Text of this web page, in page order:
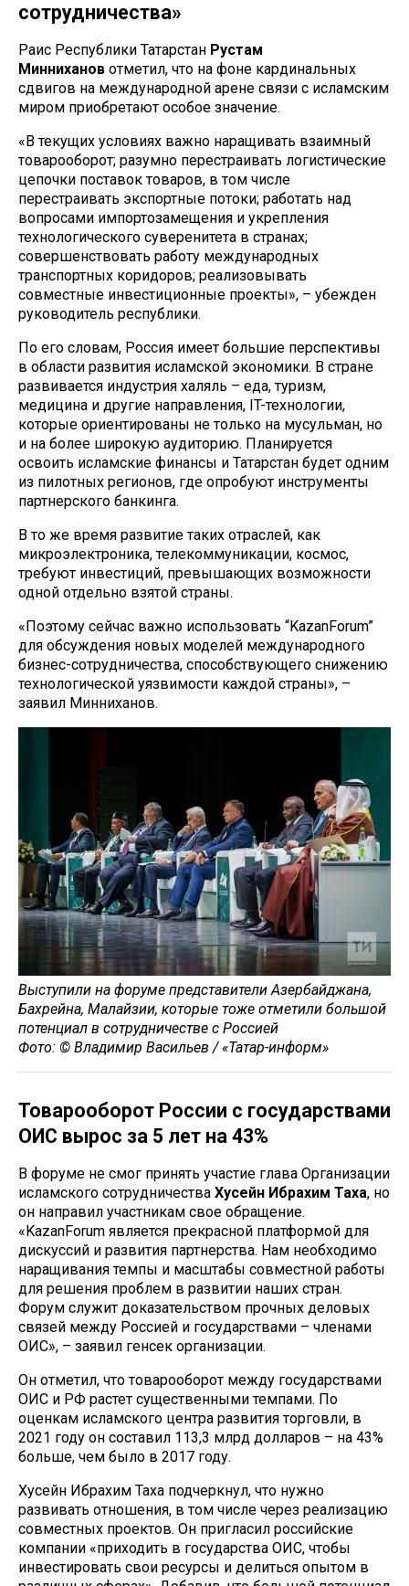
сотрудничества»
Раис Республики Татарстан Рустам
Минниханов отметил, что на фоне кардинальных
сдвигов на международной арене связи с исламским
миром приобретают особое значение.
«В текущих условиях важно наращивать взаимный
товарооборот; разумно перестраивать логистические
цепочки поставок товаров, в том числе
перестраивать экспортные потоки; работать над
вопросами импортозамещения и укрепления
технологического суверенитета в странах;
совершенствовать работу международных
транспортных коридоров; реализовывать
совместные инвестиционные проекты», – убежден
руководитель республики.
По его словам, Россия имеет большие перспективы
в области развития исламской экономики. В стране
развивается индустрия халяль – еда, туризм,
медицина и другие направления, IT-технологии,
которые ориентированы не только на мусульман, но
и на более широкую аудиторию. Планируется
освоить исламские финансы и Татарстан будет одним
из пилотных регионов, где опробуют инструменты
партнерского банкинга.
В то же время развитие таких отраслей, как
микроэлектроника, телекоммуникации, космос,
требуют инвестиций, превышающих возможности
одной отдельно взятой страны.
«Поэтому сейчас важно использовать “KazanForum”
для обсуждения новых моделей международного
бизнес-сотрудничества, способствующего снижению
технологической уязвимости каждой страны», –
заявил Минниханов.
Выступили на форуме представители Азербайджана,
Бахрейна, Малайзии, которые тоже отметили большой
потенциал в сотрудничестве с Россией
Фото: © Владимир Васильев / «Татар-информ»
Товарооборот России с государствами
ОИС вырос за 5 лет на 43%
В форуме не смог принять участие глава Организации
исламского сотрудничества Хусейн Ибрахим Таха, но
он направил участникам свое обращение.
«KazanForum является прекрасной платформой для
дискуссий и развития партнерства. Нам необходимо
наращивания темпы и масштабы совместной работы
для решения проблем в развитии наших стран.
Форум служит доказательством прочных деловых
связей между Россией и государствами – членами
ОИС», – заявил генсек организации.
Он отметил, что товарооборот между государствами
ОИС и РФ растет существенными темпами. По
оценкам исламского центра развития торговли, в
2021 году он составил 113,3 млрд долларов – на 43%
больше, чем было в 2017 году.
Хусейн Ибрахим Таха подчеркнул, что нужно
развивать отношения, в том числе через реализацию
совместных проектов. Он пригласил российские
компании «приходить в государства ОИС, чтобы
инвестировать свои ресурсы и делиться опытом в